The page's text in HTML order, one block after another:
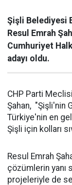
Şişli Belediyesi
Resul Emrah
Cumhuriyet
adayı oldu.
CHP Parti
Şahan, "Şişli'nin
Türkiye'nin en
Şişli için kolları
Resul Emrah
çözümlerin yanı
projeleriyle de